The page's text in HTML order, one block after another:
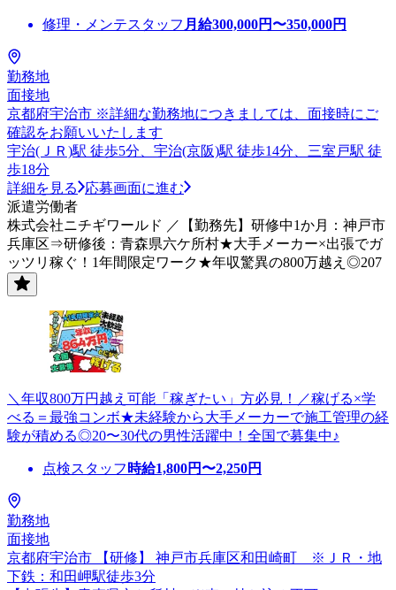
修理・メンテスタッフ 月給300,000円〜350,000円
勤務地
面接地
京都府宇治市 ※詳細な勤務地につきましては、面接時にご
確認をお願いいたします
宇治(ＪＲ)駅 徒歩5分、宇治(京阪)駅 徒歩14分、三室戸駅 徒
歩18分
詳細を見る
応募画面に進む
派遣労働者
株式会社ニチギワールド ／【勤務先】研修中1か月：神戸市
兵庫区⇒研修後：青森県六ケ所村★大手メーカー×出張でガ
ッツリ稼ぐ！1年間限定ワーク★年収驚異の800万越え◎207
＼年収800万円越え可能「稼ぎたい」方必見！／稼げる×学
べる＝最強コンボ★未経験から大手メーカーで施工管理の経
験が積める◎20〜30代の男性活躍中！全国で募集中♪
点検スタッフ 時給1,800円〜2,250円
勤務地
面接地
京都府宇治市 【研修】 神戸市兵庫区和田崎町 ※ＪＲ・地
下鉄：和田岬駅徒歩3分